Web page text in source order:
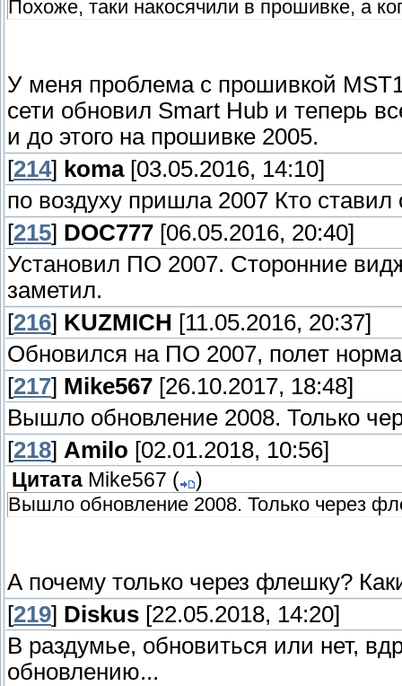
Похоже, таки накосячили в прошивке, а
У меня проблема с прошивкой
сети обновил Smart Hub и теперь
и до этого на прошивке 2005.
[214] koma[03.05.2016, 14:10]
по воздуху пришла 2007 Кто ставил
[215] DOC777 [06.05.2016, 20:40]
Установил ПO 2007. Сторонние
заметил.
[216] KUZMICH [11.05.2016, 20:37]
Обновился на ПO 2007, полет
[217] Mike567 [26.10.2017, 18:48]
Вышло обновление 2008. Только
[218] Amilo [02.01.2018, 10:56]
Цитата Mike567 (
)
Вышло обновление 2008. Только через
А почему только через флешку?
[219] Diskus [22.05.2018, 14:20]
В раздумье, обновиться или нет,
обновлению...